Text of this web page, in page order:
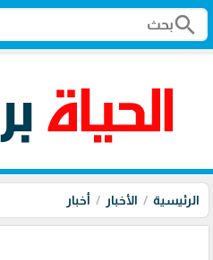
search
الرئيسية الأخبار أخبار